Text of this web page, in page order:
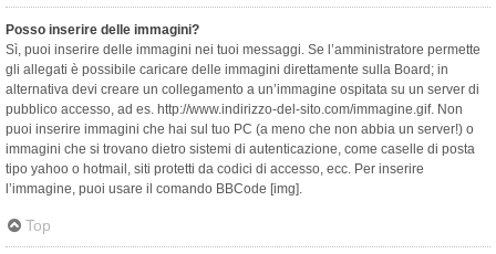
Posso inserire delle immagini?
Sì, puoi inserire delle immagini nei tuoi messaggi. Se l’amministratore permette
gli allegati è possibile caricare delle immagini direttamente sulla Board; in
alternativa devi creare un collegamento a un’immagine ospitata su un server di
pubblico accesso, ad es. http://www.indirizzo-del-sito.com/immagine.gif. Non
puoi inserire immagini che hai sul tuo PC (a meno che non abbia un server!) o
immagini che si trovano dietro sistemi di autenticazione, come caselle di posta
tipo yahoo o hotmail, siti protetti da codici di accesso, ecc. Per inserire
l’immagine, puoi usare il comando BBCode [img].
Top